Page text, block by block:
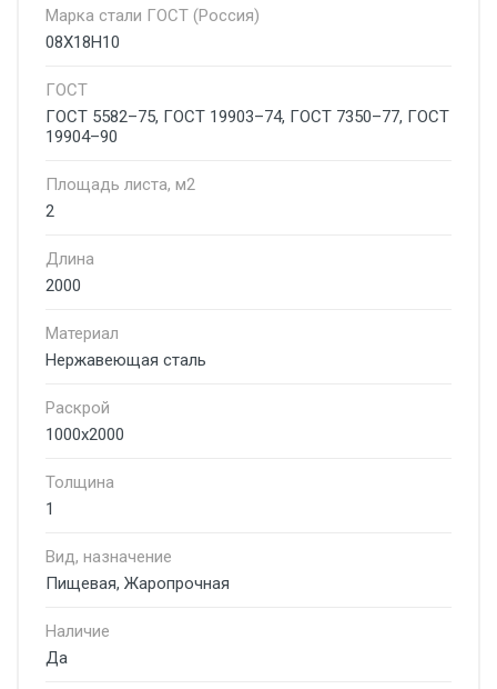
Марка стали ГОСТ (Россия)
08Х18Н10
ГОСТ
ГОСТ 5582–75, ГОСТ 19903–74, ГОСТ 7350–77, ГОСТ
19904–90
Площадь листа, м2
2
Длина
2000
Материал
Нержавеющая сталь
Раскрой
1000х2000
Толщина
1
Вид, назначение
Пищевая, Жаропрочная
Наличие
Да